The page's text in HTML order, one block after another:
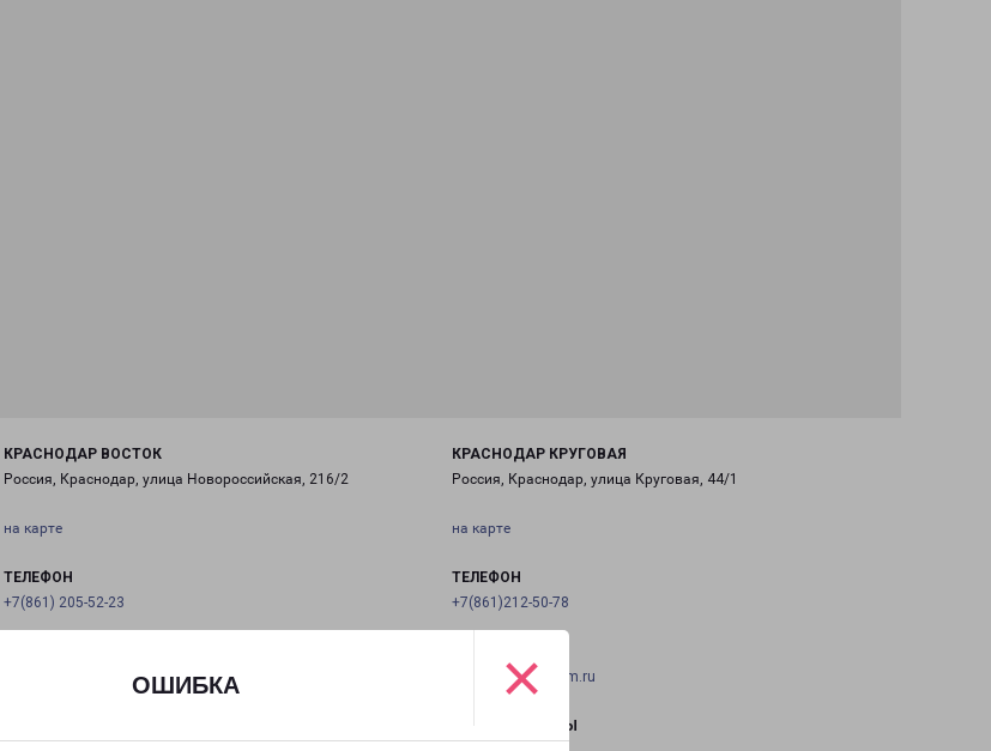
ОШИБКА ×
КРАСНОДАР ВОСТОК
Россия, Краснодар, улица Новороссийская, 216/2
на карте
ТЕЛЕФОН
+7(861) 205-52-23
krasnodar@pecom.ru
КРАСНОДАР КРУГОВАЯ
Россия, Краснодар, улица Круговая, 44/1
на карте
ТЕЛЕФОН
+7(861)212-50-78
krasnodar@pecom.ru
ГРАФИК РАБОТЫ